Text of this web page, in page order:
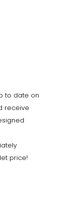
to date on
receive
price!